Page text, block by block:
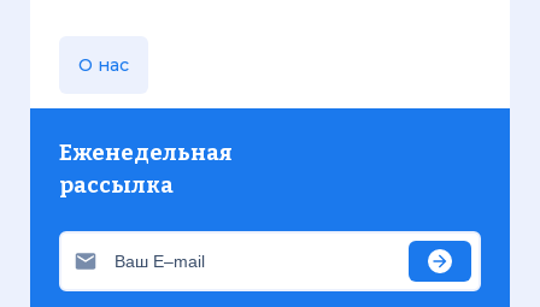
О нас
Еженедельная
рассылка